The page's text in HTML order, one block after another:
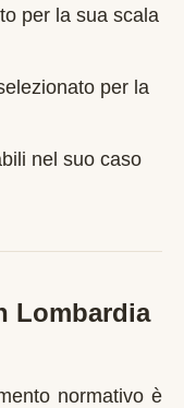
per la sua scala
per la
nel suo caso
Lombardia
normativo è